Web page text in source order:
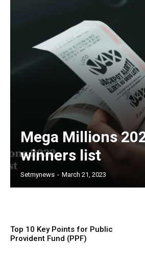
Mega Millions
winners list
Setmynews - March 21, 2023
Top 10 Key Points for Public
Provident Fund (PPF)